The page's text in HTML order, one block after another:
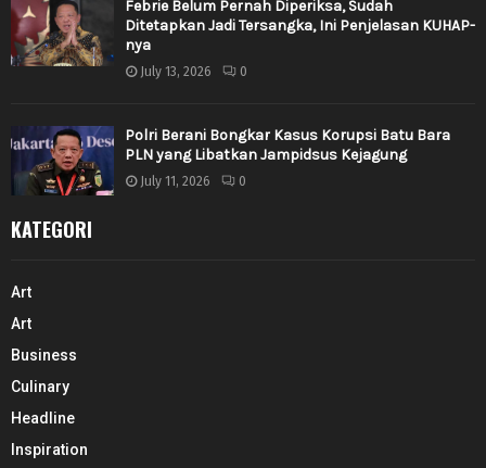
Febrie Belum Pernah Diperiksa, Sudah
Ditetapkan Jadi Tersangka, Ini Penjelasan KUHAP-
nya
July 13, 2026 0
Polri Berani Bongkar Kasus Korupsi Batu Bara
PLN yang Libatkan Jampidsus Kejagung
July 11, 2026 0
KATEGORI
Art
Art
Business
Culinary
Headline
Inspiration